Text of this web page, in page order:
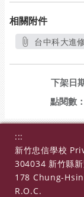
相關附件
台中科大進
下架日
點閱數：
:::
新竹忠信學校
304034 新竹縣
178 Chung-
R.O.C.